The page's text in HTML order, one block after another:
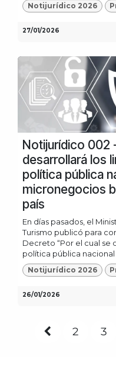
Notijurídico 2026
27/01/2026
Notijurídico 002
desarrollará los
política pública
micronegocios
país
En días pasados, el
Turismo publicó para
Decreto “Por el cual se
política pública nacional
Notijurídico 2026
26/01/2026
2 3